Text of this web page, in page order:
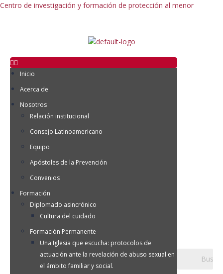
Centro de investigación y formación de protección al menor
Inicio
Acerca de
Nosotros
Relación institucional
Consejo Latinoamericano
Equipo
Apóstoles de la Prevención
Convenios
Formación
Diplomado asincrónico
Cultura del cuidado
Formación Permanente
Una Iglesia que escucha: protocolos de
actuación ante la revelación de abuso sexual en
el ámbito familiar y social.